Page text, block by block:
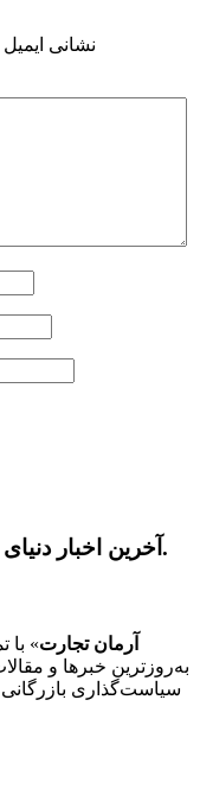
نشانی
آخرین اخبار دنیای تجارت را با آرمان تجارت دنبال کنید.
آرمان تجارت» با
به‌روزترین خبرها و
سیاست‌گذاری بازرگانی